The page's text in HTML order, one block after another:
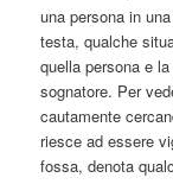
una persona in
testa, qualche
quella persona e
sognatore. Per
cautamente
riesce ad essere
fossa, denota